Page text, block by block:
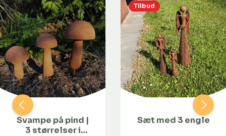
Svampe på pind |
3 størrelser i
Tilbud
Sæt med 3 engle